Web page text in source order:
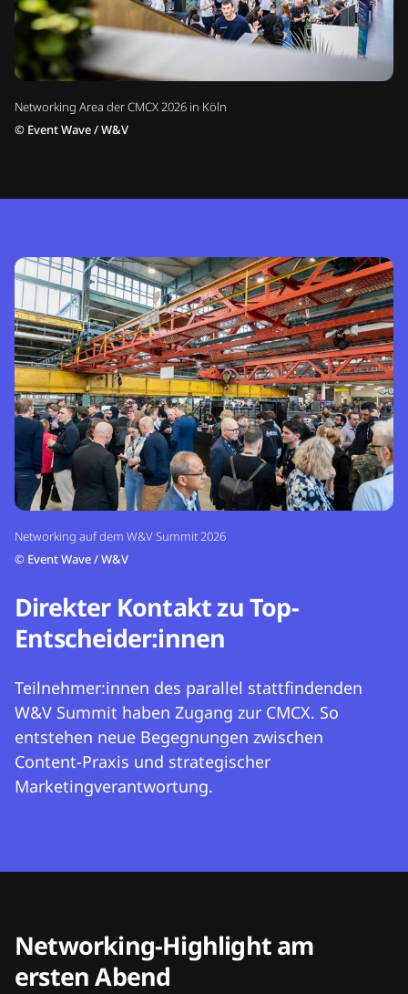
Networking Area der CMCX 2026 in Köln
© Event Wave / W&V
Networking auf dem W&V Summit 2026
© Event Wave / W&V
Direkter Kontakt zu Top-
Entscheider:innen
Teilnehmer:innen des parallel stattfindenden
W&V Summit haben Zugang zur CMCX. So
entstehen neue Begegnungen zwischen
Content-Praxis und strategischer
Marketingverantwortung.
Networking-Highlight am
ersten Abend